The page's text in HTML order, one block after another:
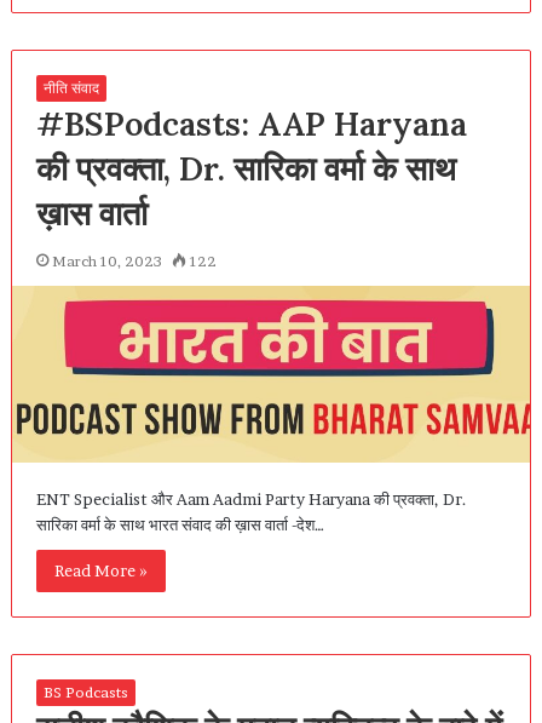
नीति संवाद
#BSPodcasts: AAP Haryana
की प्रवक्ता, Dr. सारिका वर्मा के साथ
ख़ास वार्ता
March 10, 2023 122
ENT Specialist और Aam Aadmi Party Haryana की प्रवक्ता, Dr.
सारिका वर्मा के साथ भारत संवाद की ख़ास वार्ता -देश…
Read More »
BS Podcasts